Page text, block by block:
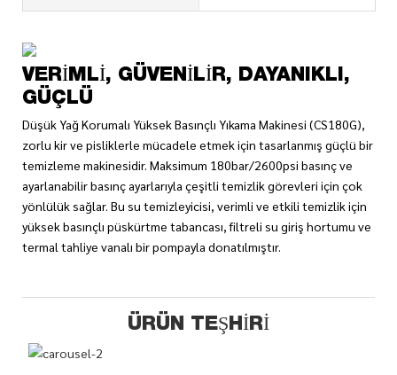
VERIMLI, GÜVENILIR, DAYANIKLI,
GÜÇLÜ
Düşük Yağ Korumalı Yüksek Basınçlı Yıkama Makinesi (CS180G),
zorlu kir ve pisliklerle mücadele etmek için tasarlanmış güçlü bir
temizleme makinesidir. Maksimum 180bar/2600psi basınç ve
ayarlanabilir basınç ayarlarıyla çeşitli temizlik görevleri için çok
yönlülük sağlar. Bu su temizleyicisi, verimli ve etkili temizlik için
yüksek basınçlı püskürtme tabancası, filtreli su giriş hortumu ve
termal tahliye vanalı bir pompayla donatılmıştır.
ÜRÜN TEŞHIRI